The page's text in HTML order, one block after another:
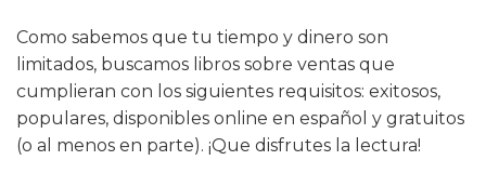
Como sabemos que tu tiempo y dinero son
limitados, buscamos libros sobre ventas que
cumplieran con los siguientes requisitos: exitosos,
populares, disponibles online en español y gratuitos
(o al menos en parte). ¡Que disfrutes la lectura!